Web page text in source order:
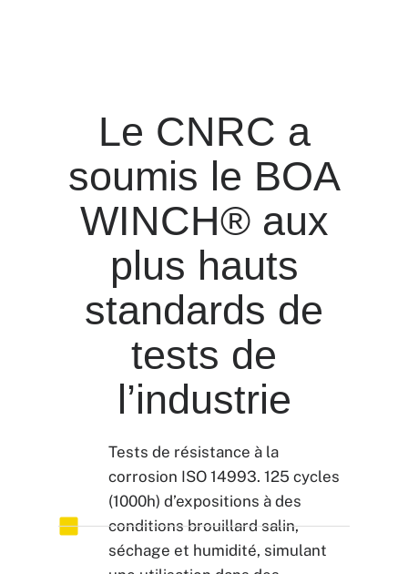
Le CNRC a
soumis le BOA
WINCH® aux
plus hauts
standards de
tests de
l’industrie
Tests de résistance à la
corrosion ISO 14993. 125 cycles
(1000h) d’expositions à des
conditions brouillard salin,
séchage et humidité, simulant